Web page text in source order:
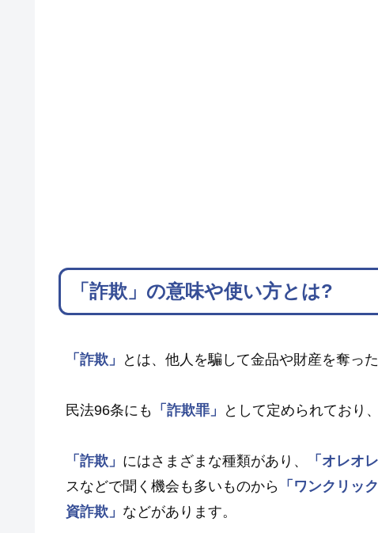
「詐欺」の意味や使い方とは?
「詐欺」 とは、他人を騙して金品や財産を奪っ
民法96条にも 「詐欺罪」 として定められており、
「詐欺」 にはさまざまな種類があり、 「オレオ
スなどで聞く機会も多いものから
「ワンクリッ
資詐欺」 などがあります。